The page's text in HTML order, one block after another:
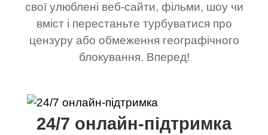
свої улюблені веб-сайти, фільми, шоу чи
вміст і перестаньте турбуватися про
цензуру або обмеження географічного
блокування. Вперед!
24/7 онлайн-підтримка